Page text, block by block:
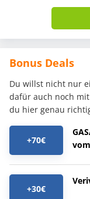
Bonus Deals
Du willst nicht nur
dafür auch noch
du hier genau
+70€
+30€